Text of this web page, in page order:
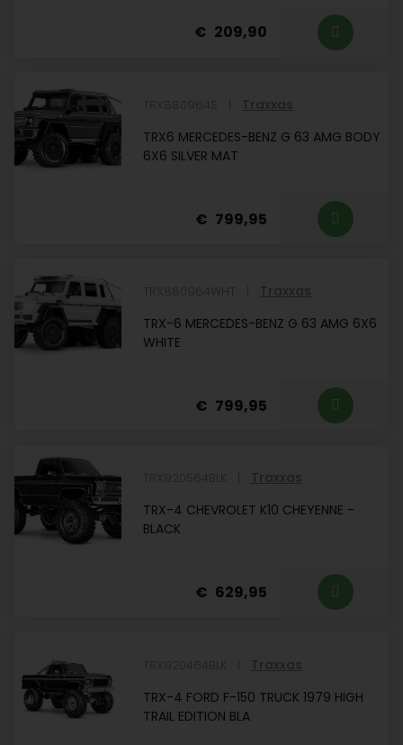
209,90
TRX880964S
Traxxas
TRX6 MERCEDES-BENZ G 63 AMG BODY
6X6 SILVER MAT
799,95
TRX880964WHT
Traxxas
TRX-6 MERCEDES-BENZ G 63 AMG 6X6
WHITE
799,95
TRX920564BLK
Traxxas
TRX-4 CHEVROLET K10 CHEYENNE -
BLACK
629,95
TRX920464BLK
Traxxas
TRX-4 FORD F-150 TRUCK 1979 HIGH
TRAIL EDITION BLA